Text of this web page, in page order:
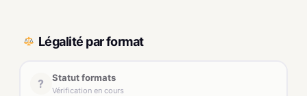
Légalité par format
? Statut formats
Vérification en cours